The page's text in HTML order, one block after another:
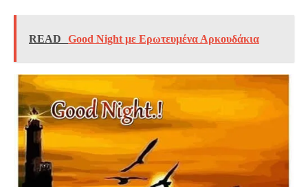
READ Good Night με Ερωτευμένα Αρκουδάκια